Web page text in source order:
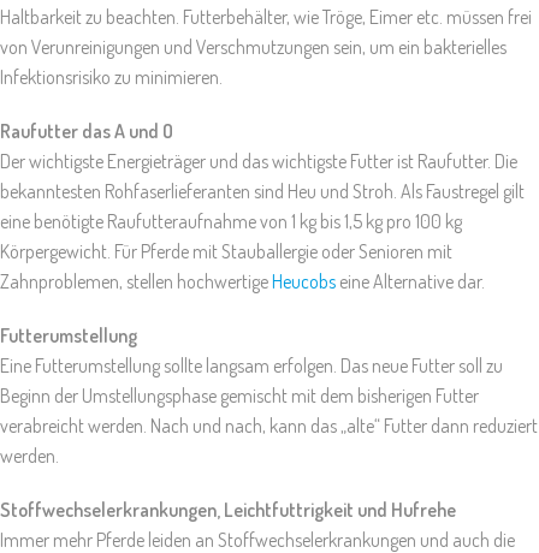
Haltbarkeit zu beachten. Futterbehälter, wie Tröge, Eimer etc. müssen frei
von Verunreinigungen und Verschmutzungen sein, um ein bakterielles
Infektionsrisiko zu minimieren.
Raufutter das A und O
Der wichtigste Energieträger und das wichtigste Futter ist Raufutter. Die
bekanntesten Rohfaserlieferanten sind Heu und Stroh. Als Faustregel gilt
eine benötigte Raufutteraufnahme von 1 kg bis 1,5 kg pro 100 kg
Körpergewicht. Für Pferde mit Stauballergie oder Senioren mit
Zahnproblemen, stellen hochwertigeHeucobs eine Alternative dar.
Futterumstellung
Eine Futterumstellung sollte langsam erfolgen. Das neue Futter soll zu
Beginn der Umstellungsphase gemischt mit dem bisherigen Futter
verabreicht werden. Nach und nach, kann das „alte“ Futter dann reduziert
werden.
Stoffwechselerkrankungen, Leichtfuttrigkeit und Hufrehe
Immer mehr Pferde leiden an Stoffwechselerkrankungen und auch die